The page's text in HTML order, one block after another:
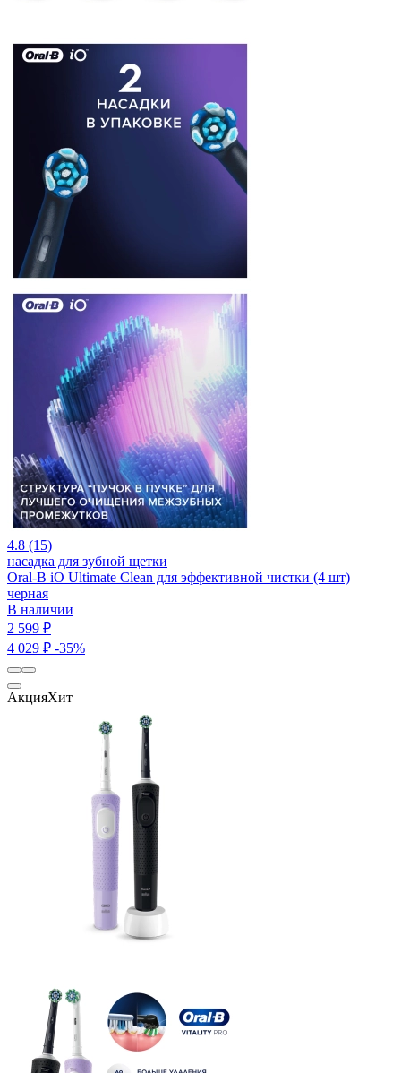
4.8 (15)
насадка для зубной щетки
Oral-B iO Ultimate Clean для эффективной чистки (4 шт)
черная
В наличии
2 599 ₽
4 029 ₽ -35%
АкцияХит